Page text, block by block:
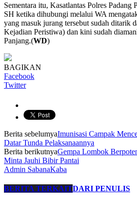
Sementara itu, Kasatlantas Polres
SH ketika dihubungi melalui WA
yang masuk jurang tersebut sudah ditarik
Kejadian Peristiwa) dan kini sudah
Panjang.(WD)
BAGIKAN
Facebook
Twitter
Berita sebelumyaImunisasi Campak
Datar Tunda Pelaksanaannya
Berita berikutnyaGempa Lombok
Minta Jauhi Bibir Pantai
Admin SabanaKaba
BERITA TERKAITDARI PENULIS